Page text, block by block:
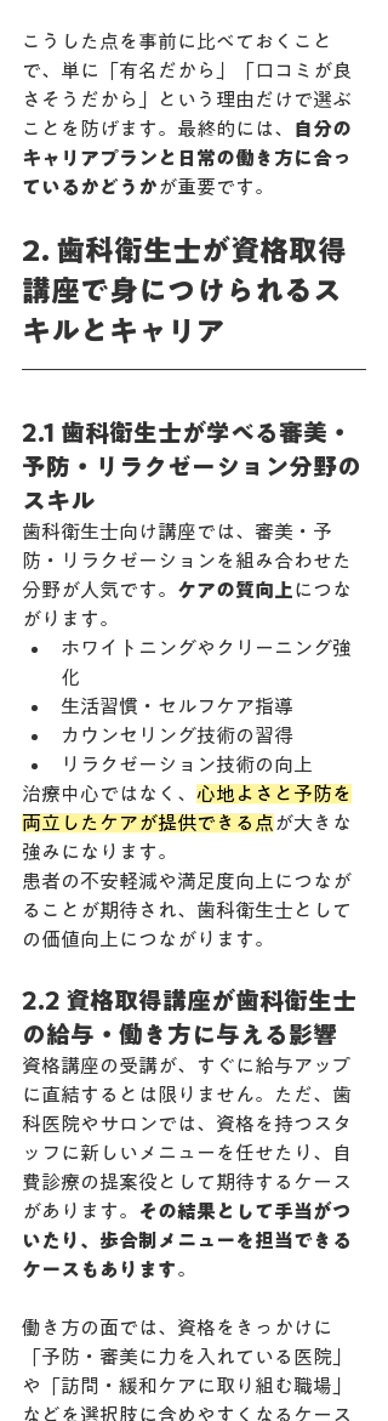
こうした点を事前に比べておくこと
で、単に「有名だから」「口コミが良
さそうだから」という理由だけで選ぶ
ことを防げます。最終的には、
自分の
キャリアプランと日常の働き方に合っ
ているかどうか が重要です。
2. 歯科衛生士が資格取得
講座で身につけられるス
キルとキャリア
2.1 歯科衛生士が学べる審美・
予防・リラクゼーション分野の
スキル
歯科衛生士向け講座では、審美・予
防・リラクゼーションを組み合わせた
分野が人気です。 ケアの質向上につな
がります。
ホワイトニングやクリーニング強
化
生活習慣・セルフケア指導
カウンセリング技術の習得
リラクゼーション技術の向上
治療中心ではなく、 心地よさと予防を
両立したケアが提供できる点 が大きな
強みになります。
患者の不安軽減や満足度向上につなが
ることが期待され、歯科衛生士として
の価値向上につながります。
2.2 資格取得講座が歯科衛生士
の給与・働き方に与える影響
資格講座の受講が、すぐに給与アップ
に直結するとは限りません。ただ、歯
科医院やサロンでは、資格を持つスタ
ッフに新しいメニューを任せたり、自
費診療の提案役として期待するケース
があります。
その結果として手当がつ
いたり、歩合制メニューを担当できる
ケースもあります。
働き方の面では、資格をきっかけに
「予防・審美に力を入れている医院」
や「訪問・緩和ケアに取り組む職場」
などを選択肢に含めやすくなるケース